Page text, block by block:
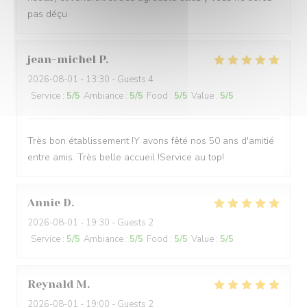
pas déçu
jean-michel P
2026-08-01 - 13:30 - Guests 4
Service : 5/5 Ambiance : 5/5 Food : 5/5 Value : 5/5
Très bon établissement !Y avons fêté nos 50 ans d'amitié
entre amis. Très belle accueil !Service au top!
Annie D
2026-08-01 - 19:30 - Guests 2
Service : 5/5 Ambiance : 5/5 Food : 5/5 Value : 5/5
Reynald M
2026-08-01 - 19:00 - Guests 2